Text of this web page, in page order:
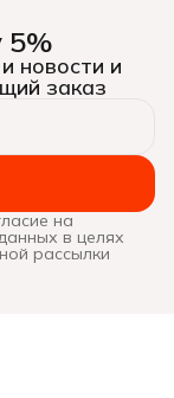
5%
новости и
заказ
на
в целях
рассылки